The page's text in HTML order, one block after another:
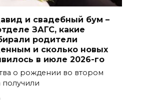
и свадебный бум –
ЗАГС, какие
родители
и сколько новых
в июле 2026-го
о рождении во втором
получили